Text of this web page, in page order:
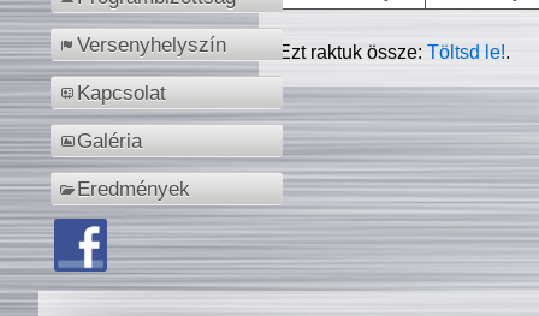
Versenyhelyszín
Kapcsolat
Galéria
Eredmények
Ezt raktuk össze:Töltsd le!.